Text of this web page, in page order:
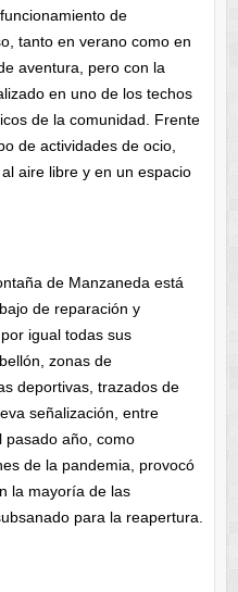
de
tanto en verano como en
aventura, pero con la
en uno de los techos
de la comunidad. Frente
de actividades de ocio,
aire libre y en un espacio
de Manzaneda está
de reparación y
igual todas sus
zonas de
deportivas, trazados de
señalización, entre
año, como
de la pandemia, provocó
la mayoría de las
para la reapertura.